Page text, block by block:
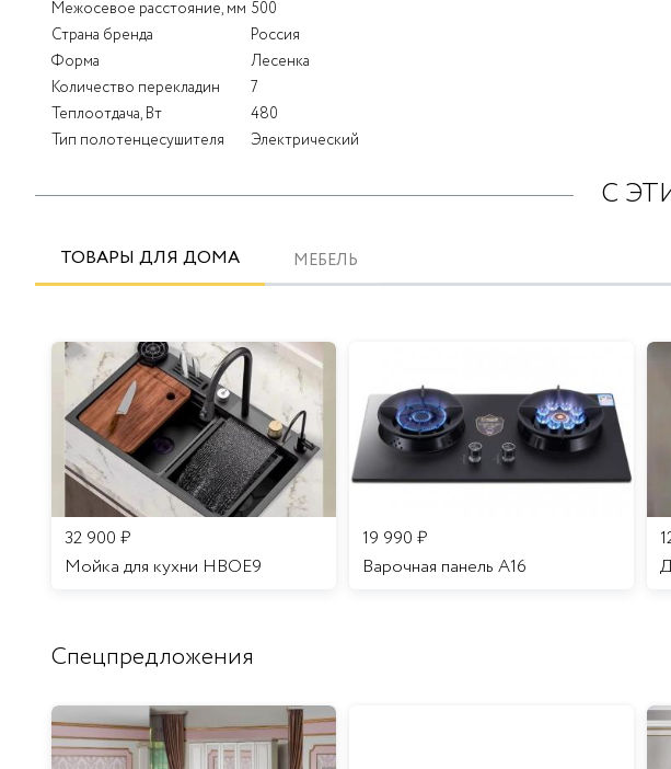
Межосевое расстояние, мм 500
Страна бренда
Россия
Форма
Лесенка
Количество перекладин
7
Теплоотдача, Вт
480
Тип полотенцесушителя
Электрический
С
ТОВАРЫ ДЛЯ ДОМА МЕБЕЛЬ
32 900 ₽
Мойка для кухни HBOE9
19 990 ₽
Варочная панель A16
Спецпредложения